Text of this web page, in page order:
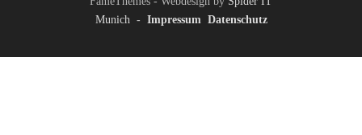
Munich- Impressum Datenschutz